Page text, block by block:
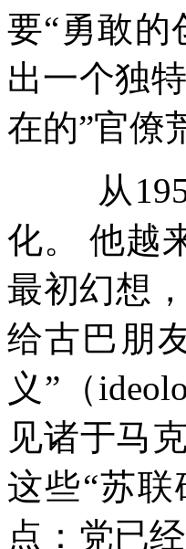
要“勇敢的
出一个独
在的”官僚
从
化。
他越
最初幻想
给古巴朋
义 ” （
见诸于马
这些“苏联
点：党已